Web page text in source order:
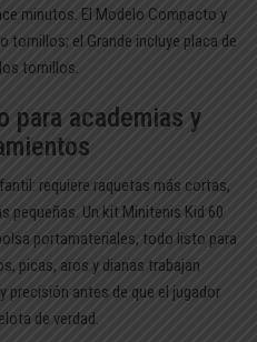
minutos. El Modelo Compacto y
tornillos; el Grande incluye placa de
tornillos.
para academias y
requiere raquetas más cortas,
pequeñas. Un kit Minitenis Kid 60
portamateriales, todo listo para
picas, aros y dianas trabajan
precisión antes de que el jugador
de verdad.